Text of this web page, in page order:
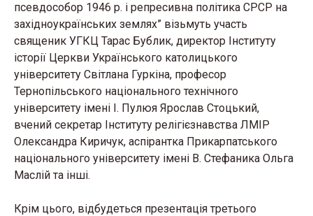
псевдособор 1946 р. і репресивна політика СРСР на
західноукраїнських землях” візьмуть участь
священик УГКЦ Тарас Бублик, директор Інституту
історії Церкви Українського католицького
університету Світлана Гуркіна, професор
Тернопільського національного технічного
університету імені І. Пулюя Ярослав Стоцький,
вчений секретар Інституту релігієзнавства ЛМІР
Олександра Киричук, аспірантка Прикарпатського
національного університету імені В. Стефаника Ольга
Маслій та інші.
Крім цього, відбудеться презентація третього